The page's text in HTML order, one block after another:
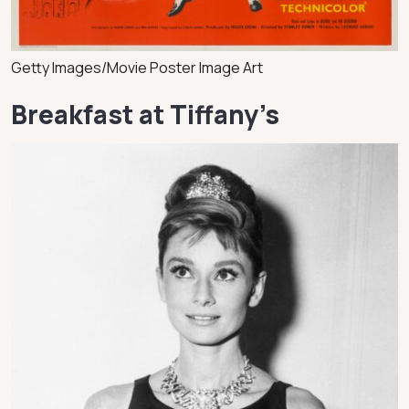
Getty Images/Movie Poster Image Art
Breakfast at Tiffany’s